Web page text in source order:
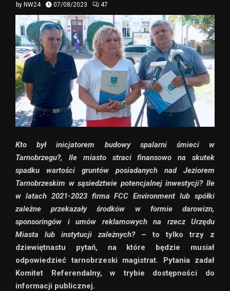
by NW24 07/08/2023 47
Kto był inicjatorem budowy spalarni śmieci w
Tarnobrzegu?, Ile miasto straci finansowo na skutek
spadku wartości gruntów posiadanych nad Jeziorem
Tarnobrzeskim w sąsiedztwie potencjalnej inwestycji? Ile
w latach 2021-2023 firma FCC Environment lub spółki
zależne przekazały środków w formie darowizn,
sponsoringów i umów reklamowych na rzecz Urzędu
Miasta lub instytucji zależnych?– to tylko trzy z
dziewiętnastu pytań, na które będzie musiał
odpowiedzieć tarnobrzeski magistrat. Pytania zadał
Komitet Referendalny, w trybie dostępności do
informacji publicznej.